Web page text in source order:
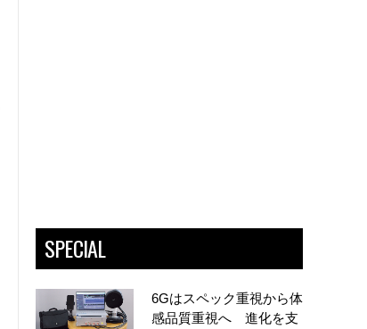
SPECIAL
6Gはスペック重視から体
感品質重視へ 進化を支